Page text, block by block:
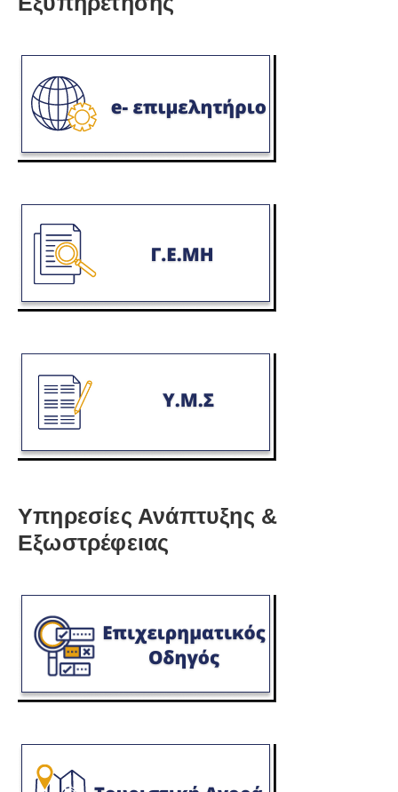
Υπηρεσίες Ανάπτυξης &
Εξωστρέφειας